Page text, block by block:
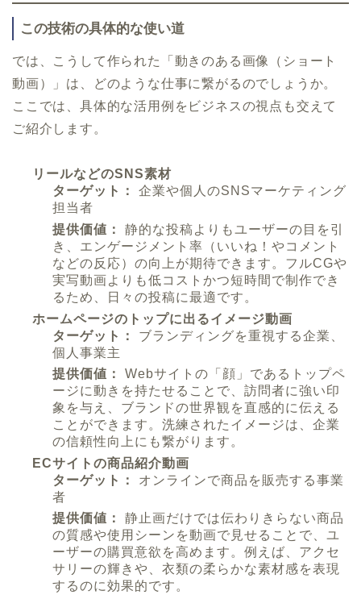
この技術の具体的な使い道
では、こうして作られた「動きのある画像（ショート
動画）」は、どのような仕事に繋がるのでしょうか。
ここでは、具体的な活用例をビジネスの視点も交えて
ご紹介します。
リールなどのSNS素材
ターゲット：
企業や個人のSNSマーケティング
担当者
提供価値：
静的な投稿よりもユーザーの目を引
き、エンゲージメント率（いいね！やコメント
などの反応）の向上が期待できます。フルCGや
実写動画よりも低コストかつ短時間で制作でき
るため、日々の投稿に最適です。
ホームページのトップに出るイメージ動画
ターゲット：
ブランディングを重視する企業、
個人事業主
提供価値：
Webサイトの「顔」であるトップペ
ージに動きを持たせることで、訪問者に強い印
象を与え、ブランドの世界観を直感的に伝える
ことができます。洗練されたイメージは、企業
の信頼性向上にも繋がります。
ECサイトの商品紹介動画
ターゲット：
オンラインで商品を販売する事業
者
提供価値：
静止画だけでは伝わりきらない商品
の質感や使用シーンを動画で見せることで、ユ
ーザーの購買意欲を高めます。例えば、アクセ
サリーの輝きや、衣類の柔らかな素材感を表現
するのに効果的です。